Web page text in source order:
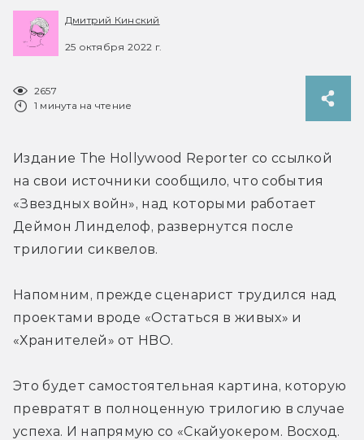
Дмитрий Кинский
25 октября 2022 г.
2657
1 минута на чтение
Издание The Hollywood Reporter со ссылкой
на свои источники сообщило, что события
«Звездных войн», над которыми работает
Деймон Линделоф, развернутся после
трилогии сиквелов.
Напомним, прежде сценарист трудился над
проектами вроде «Остаться в живых» и
«Хранителей» от HBO.
Это будет самостоятельная картина, которую
превратят в полноценную трилогию в случае
успеха. И напрямую со «Скайуокером. Восход.